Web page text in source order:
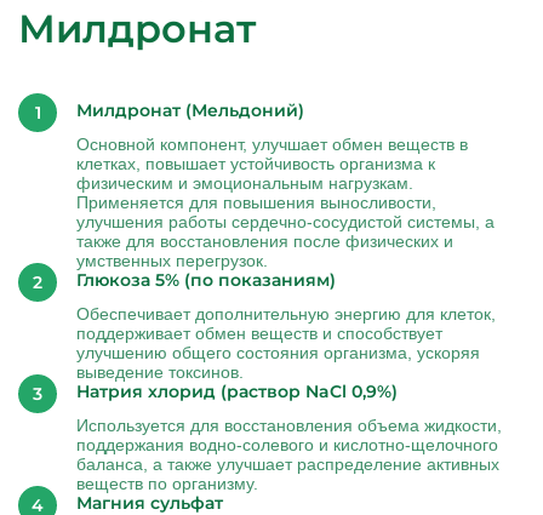
Милдронат
Милдронат (Мельдоний)
Основной компонент, улучшает обмен веществ в
клетках, повышает устойчивость организма к
физическим и эмоциональным нагрузкам.
Применяется для повышения выносливости,
улучшения работы сердечно-сосудистой системы, а
также для восстановления после физических и
умственных перегрузок.
Глюкоза 5% (по показаниям)
Обеспечивает дополнительную энергию для клеток,
поддерживает обмен веществ и способствует
улучшению общего состояния организма, ускоряя
выведение токсинов.
Натрия хлорид (раствор NaCl 0,9%)
Используется для восстановления объема жидкости,
поддержания водно-солевого и кислотно-щелочного
баланса, а также улучшает распределение активных
веществ по организму.
Магния сульфат